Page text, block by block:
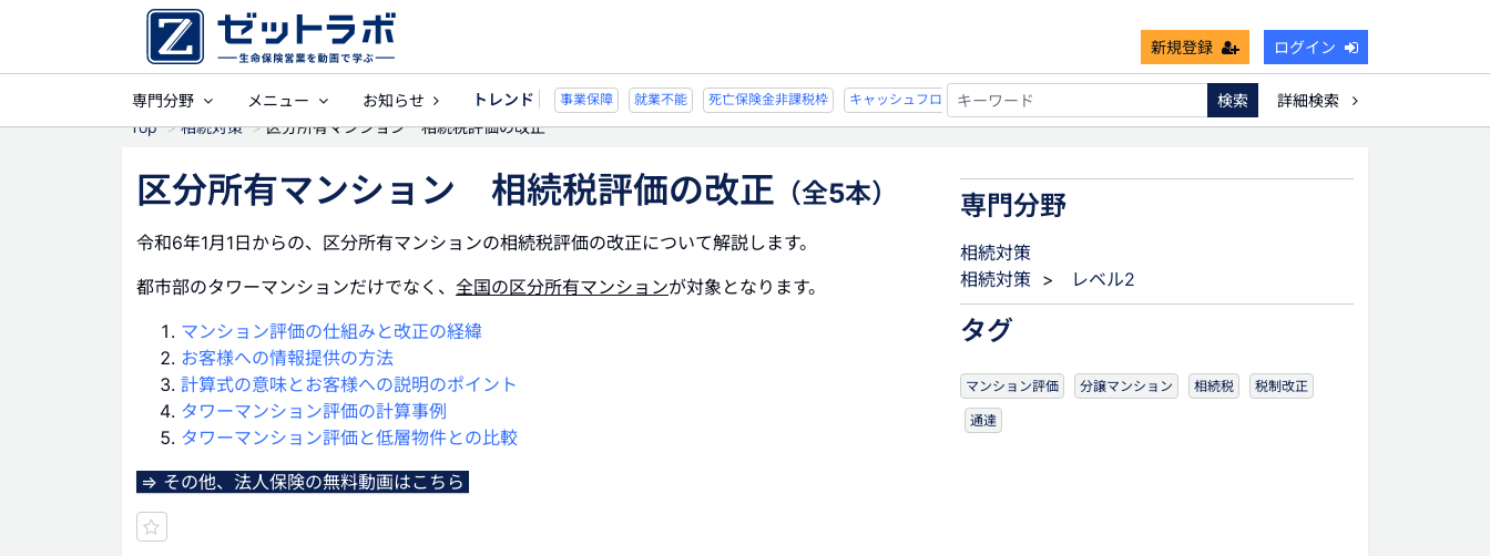
新規登録 ログイン
専門分野 メニュー お知らせ トレンド
事業保障 就業不能 死亡保険金非課税枠 キャッシュフロー 宗教法人 事業保障 就業不能 死亡保険金非課税枠 キャッシュフロー 宗教法人
検索
詳細検索
Top
相続対策 区分所有マンション 相続税評価の改正
区分所有マンション 相続税評価の改正 （全5本）
令和6年1月1日からの、区分所有マンションの相続税評価の改正について解説します。
都市部のタワーマンションだけでなく、 全国の区分所有マンションが対象となります。
マンション評価の仕組みと改正の経緯
お客様への情報提供の方法
計算式の意味とお客様への説明のポイント
タワーマンション評価の計算事例
タワーマンション評価と低層物件との比較
⇒ その他、法人保険の無料動画はこちら
専門分野
相続対策
相続対策> レベル2
タグ
マンション評価 分譲マンション 相続税 税制改正
通達